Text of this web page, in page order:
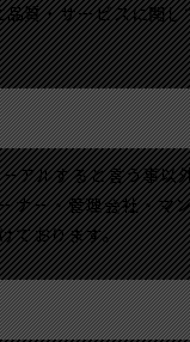
質・サービスに関し
アルすると言う事以
ー・管理会社・マ
ております。